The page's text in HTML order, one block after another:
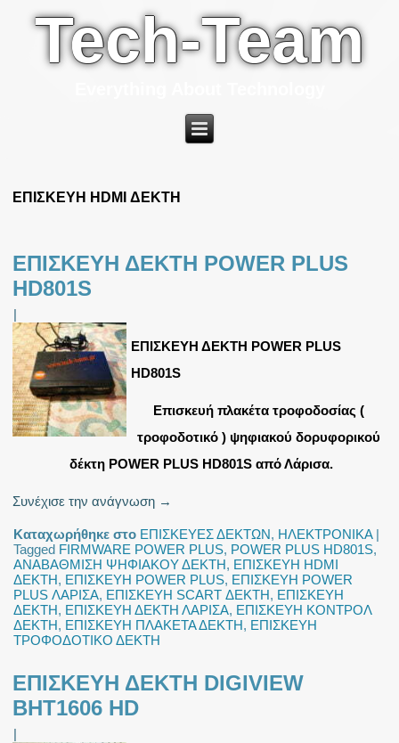
Tech-Team
ΕΠΙΣΚΕΥΗ HDMI ΔΕΚΤΗ
ΕΠΙΣΚΕΥΗ ΔΕΚΤΗ POWER PLUS
HD801S
|
ΕΠΙΣΚΕΥΗ ΔΕΚΤΗ POWER PLUS
HD801S
Επισκευή πλακέτα τροφοδοσίας (
τροφοδοτικό ) ψηφιακού δορυφορικού
δέκτη POWER PLUS HD801S από Λάρισα.
Συνέχισε την ανάγνωση →
Καταχωρήθηκε στο ΕΠΙΣΚΕΥΕΣ ΔΕΚΤΩΝ, ΗΛΕΚΤΡΟΝΙΚΑ|
Tagged FIRMWARE POWER PLUS, POWER PLUS HD801S,
ΑΝΑΒΑΘΜΙΣΗ ΨΗΦΙΑΚΟΥ ΔΕΚΤΗ, ΕΠΙΣΚΕΥΗ HDMI
ΔΕΚΤΗ, ΕΠΙΣΚΕΥΗ POWER PLUS, ΕΠΙΣΚΕΥΗ POWER
PLUS ΛΑΡΙΣΑ, ΕΠΙΣΚΕΥΗ SCART ΔΕΚΤΗ, ΕΠΙΣΚΕΥΗ
ΔΕΚΤΗ, ΕΠΙΣΚΕΥΗ ΔΕΚΤΗ ΛΑΡΙΣΑ, ΕΠΙΣΚΕΥΗ ΚΟΝΤΡΟΛ
ΔΕΚΤΗ, ΕΠΙΣΚΕΥΗ ΠΛΑΚΕΤΑ ΔΕΚΤΗ, ΕΠΙΣΚΕΥΗ
ΤΡΟΦΟΔΟΤΙΚΟ ΔΕΚΤΗ
ΕΠΙΣΚΕΥΗ ΔΕΚΤΗ DIGIVIEW
BHT1606 HD
|